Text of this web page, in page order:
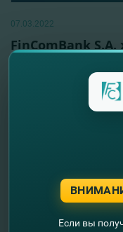
07.03.2022
FinComBank
Марта!
Если вы